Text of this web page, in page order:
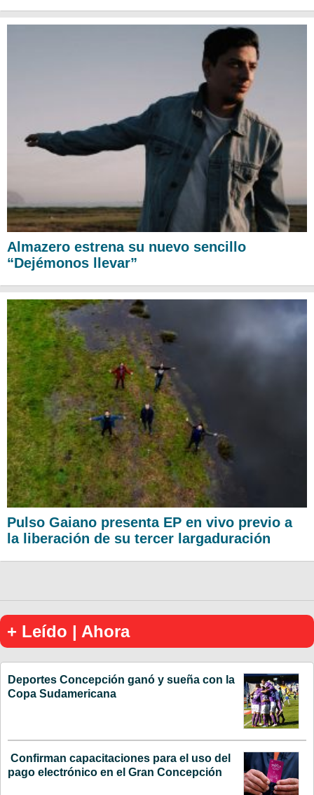
Almazero estrena su nuevo sencillo
“Dejémonos llevar”
Pulso Gaiano presenta EP en vivo previo a
la liberación de su tercer largaduración
+ Leído | Ahora
Deportes Concepción ganó y sueña con la
Copa Sudamericana
Confirman capacitaciones para el uso del
pago electrónico en el Gran Concepción